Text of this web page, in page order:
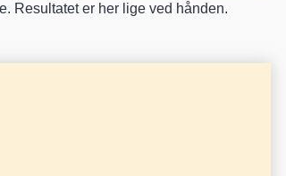
Resultatet er her lige ved hånden.